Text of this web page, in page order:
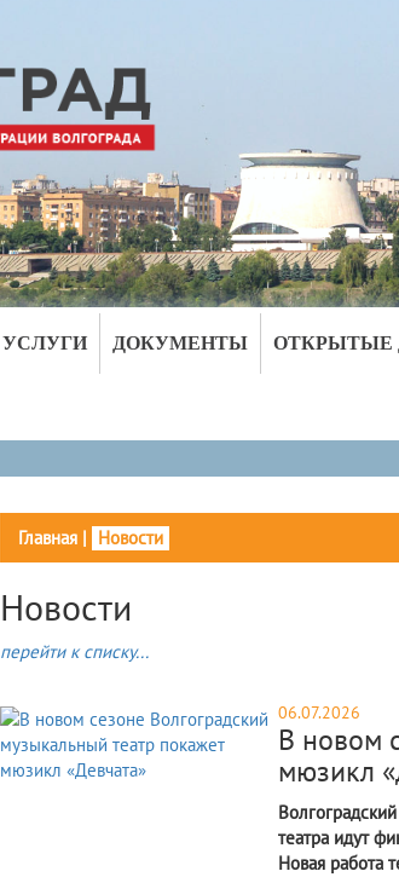
УСЛУГИ ДОКУМЕНТЫ ОТКРЫТЫЕ
Главная| Новости
Новости
перейти к списку...
06.07.2026
В новом
мюзикл
театра идут
Новая работа